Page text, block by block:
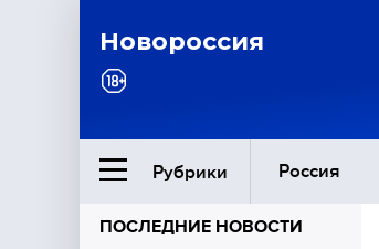
Новороссия
Рубрики Россия
ПОСЛЕДНИЕ НОВОСТИ